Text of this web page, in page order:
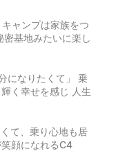
ャンプは家族をつ
基地みたいに楽し
になりたくて」 乗
く幸せを感じ 人生
て、乗り心地も居
顔になれるC4